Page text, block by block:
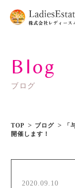
Blog
ブログ
TOP ブログ
「
開催します！
2020.09.10